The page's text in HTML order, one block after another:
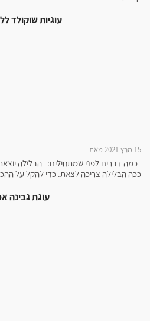
עוגיות שוקולד
15 מרץ 2021 מאת
כמה דברים לפני שמתחילים: הבלילה
ככה הבלילה צריכה לצאת. כדי להקל על
עוגת גבינה